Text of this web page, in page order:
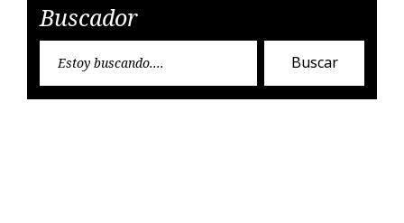
Buscador
Buscar